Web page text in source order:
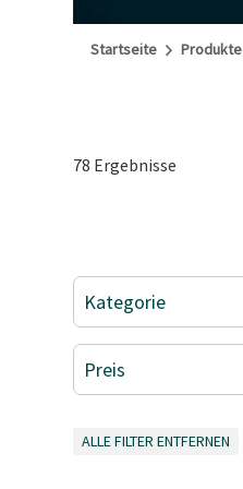
Startseite Produkte
78 Ergebnisse
Kategorie
Preis
ALLE FILTER ENTFERNEN